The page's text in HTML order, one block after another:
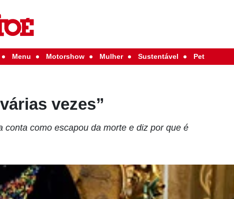
Menu Motorshow Mulher Sustentável Pet
vezes”
como escapou da morte e diz por que é